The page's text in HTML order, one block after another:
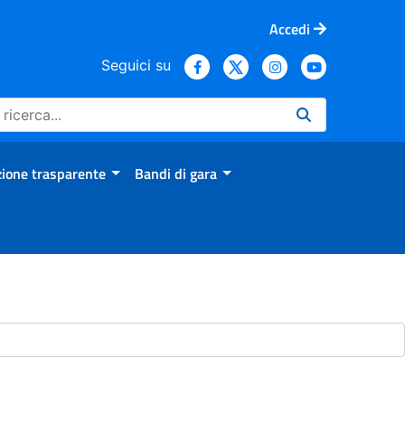
Accedi
Seguici su
trasparente Bandi di gara